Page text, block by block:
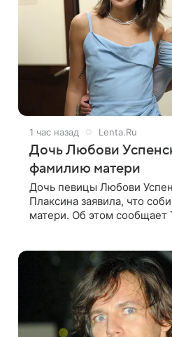
1 час назад Lenta.Ru
Дочь Любови
фамилию матери
Дочь певицы Любови
Плаксина заявила, что
матери. Об этом сообщает